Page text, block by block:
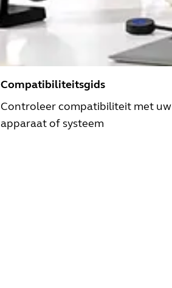
Compatibiliteitsgids
Controleer compatibiliteit met uw
apparaat of systeem